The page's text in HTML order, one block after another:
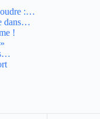
:…
dans…
!